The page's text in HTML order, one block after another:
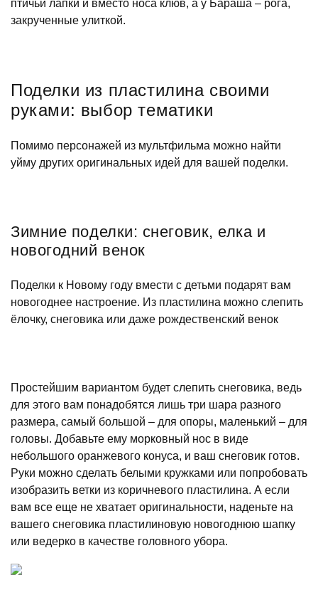
птичьи лапки и вместо носа клюв, а у Бараша – рога,
закрученные улиткой.
Поделки из пластилина своими
руками: выбор тематики
Помимо персонажей из мультфильма можно найти
уйму других оригинальных идей для вашей поделки.
Зимние поделки: снеговик, елка и
новогодний венок
Поделки к Новому году вмести с детьми подарят вам
новогоднее настроение. Из пластилина можно слепить
ёлочку, снеговика или даже рождественский венок
Простейшим вариантом будет слепить снеговика, ведь
для этого вам понадобятся лишь три шара разного
размера, самый большой – для опоры, маленький – для
головы. Добавьте ему морковный нос в виде
небольшого оранжевого конуса, и ваш снеговик готов.
Руки можно сделать белыми кружками или попробовать
изобразить ветки из коричневого пластилина. А если
вам все еще не хватает оригинальности, наденьте на
вашего снеговика пластилиновую новогоднюю шапку
или ведерко в качестве головного убора.